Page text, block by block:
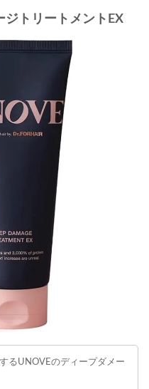
ジトリートメントEX
るUNOVEのディープダメー